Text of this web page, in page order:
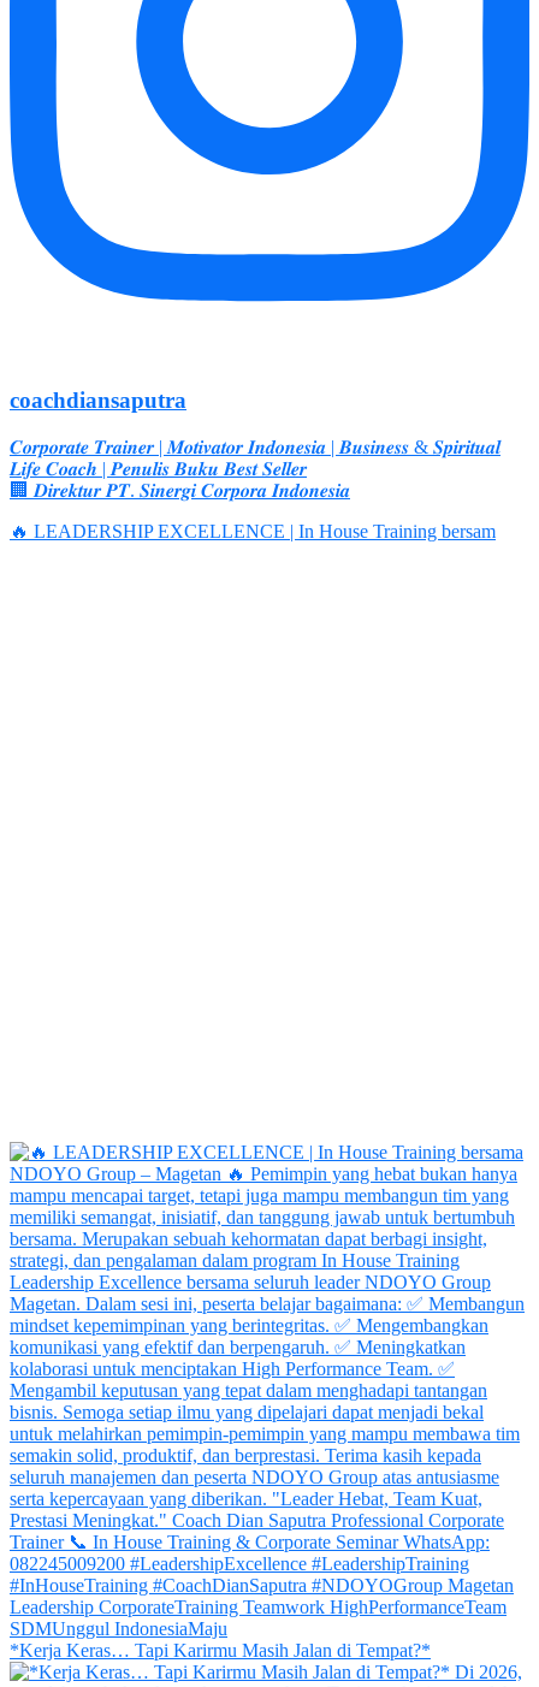
coachdiansaputra
𝑪𝒐𝒓𝒑𝒐𝒓𝒂𝒕𝒆 𝑻𝒓𝒂𝒊𝒏𝒆𝒓 | 𝑴𝒐𝒕𝒊𝒗𝒂𝒕𝒐𝒓 𝑰𝒏𝒅𝒐𝒏𝒆𝒔𝒊𝒂 | 𝑩𝒖𝒔𝒊𝒏𝒆𝒔𝒔 & 𝑺𝒑𝒊𝒓𝒊𝒕𝒖𝒂𝒍
𝑳𝒊𝒇𝒆 𝑪𝒐𝒂𝒄𝒉 | 𝑷𝒆𝒏𝒖𝒍𝒊𝒔 𝑩𝒖𝒌𝒖 𝑩𝒆𝒔𝒕 𝑺𝒆𝒍𝒍𝒆𝒓
🏢 𝑫𝒊𝒓𝒆𝒌𝒕𝒖𝒓 𝑷𝑻. 𝑺𝒊𝒏𝒆𝒓𝒈𝒊 𝑪𝒐𝒓𝒑𝒐𝒓𝒂 𝑰𝒏𝒅𝒐𝒏𝒆𝒔𝒊𝒂
🔥 LEADERSHIP EXCELLENCE | In House Training bersam
*Kerja Keras… Tapi Karirmu Masih Jalan di Tempat?*